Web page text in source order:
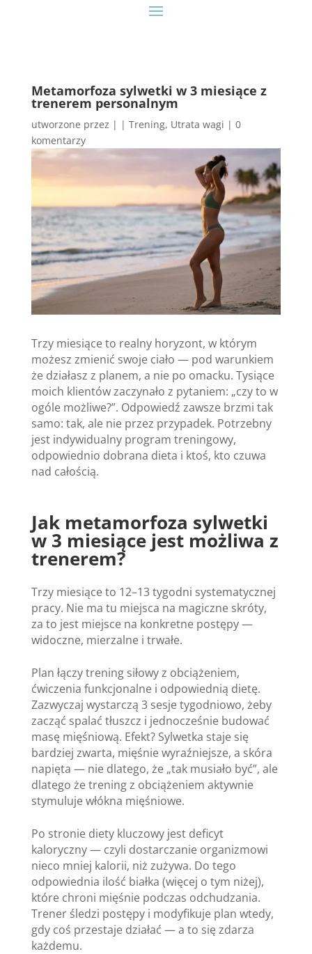
Metamorfoza sylwetki w 3 miesiące z
trenerem personalnym
utworzone przez | | Trening, Utrata wagi | 0
komentarzy
Trzy miesiące to realny horyzont, w którym
możesz zmienić swoje ciało — pod warunkiem
że działasz z planem, a nie po omacku. Tysiące
moich klientów zaczynało z pytaniem: „czy to w
ogóle możliwe?”. Odpowiedź zawsze brzmi tak
samo: tak, ale nie przez przypadek. Potrzebny
jest indywidualny program treningowy,
odpowiednio dobrana dieta i ktoś, kto czuwa
nad całością.
Jak metamorfoza sylwetki
w 3 miesiące jest możliwa z
trenerem?
Trzy miesiące to 12–13 tygodni systematycznej
pracy. Nie ma tu miejsca na magiczne skróty,
za to jest miejsce na konkretne postępy —
widoczne, mierzalne i trwałe.
Plan łączy trening siłowy z obciążeniem,
ćwiczenia funkcjonalne i odpowiednią dietę.
Zazwyczaj wystarczą 3 sesje tygodniowo, żeby
zacząć spalać tłuszcz i jednocześnie budować
masę mięśniową. Efekt? Sylwetka staje się
bardziej zwarta, mięśnie wyraźniejsze, a skóra
napięta — nie dlatego, że „tak musiało być”, ale
dlatego że trening z obciążeniem aktywnie
stymuluje włókna mięśniowe.
Po stronie diety kluczowy jest deficyt
kaloryczny — czyli dostarczanie organizmowi
nieco mniej kalorii, niż zużywa. Do tego
odpowiednia ilość białka (więcej o tym niżej),
które chroni mięśnie podczas odchudzania.
Trener śledzi postępy i modyfikuje plan wtedy,
gdy coś przestaje działać — a to się zdarza
każdemu.